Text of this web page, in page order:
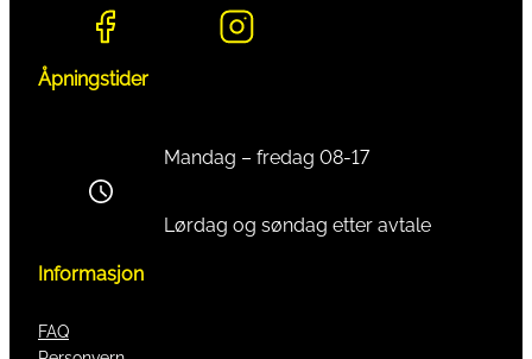
Åpningstider
Mandag – fredag 08-17
Lørdag og søndag etter avtale
Informasjon
FAQ